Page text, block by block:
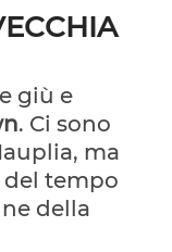
giù e
. Ci sono
ma
tempo
della